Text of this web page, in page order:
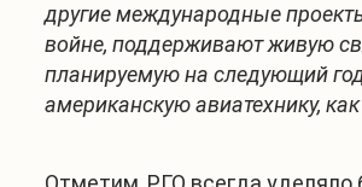
другие международные
войне, поддерживают живую
планируемую на следующий
американскую авиатехнику,